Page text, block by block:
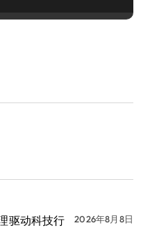
驱动科技行
2026年8月8日